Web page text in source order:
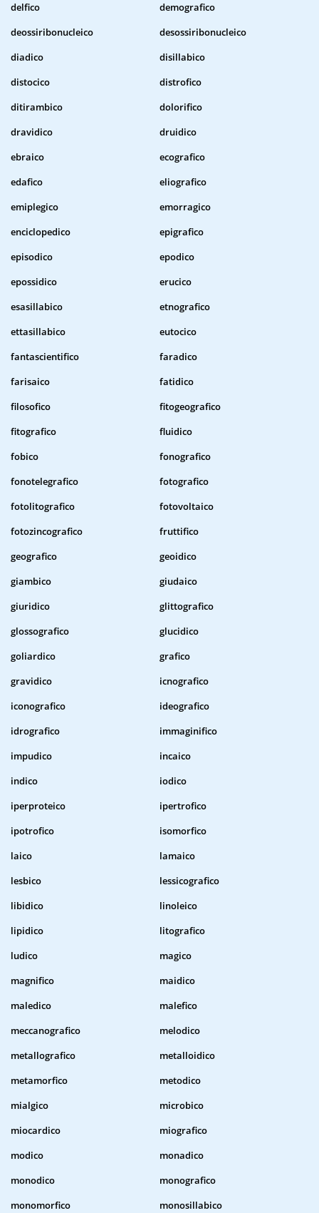
delfico
demografico
deossiribonucleico
desossiribonucleico
diadico
disillabico
distocico
distrofico
ditirambico
dolorifico
dravidico
druidico
ebraico
ecografico
edafico
eliografico
emiplegico
emorragico
enciclopedico
epigrafico
episodico
epodico
epossidico
erucico
esasillabico
etnografico
ettasillabico
eutocico
fantascientifico
faradico
farisaico
fatidico
filosofico
fitogeografico
fitografico
fluidico
fobico
fonografico
fonotelegrafico
fotografico
fotolitografico
fotovoltaico
fotozincografico
fruttifico
geografico
geoidico
giambico
giudaico
giuridico
glittografico
glossografico
glucidico
goliardico
grafico
gravidico
icnografico
iconografico
ideografico
idrografico
immaginifico
impudico
incaico
indico
iodico
iperproteico
ipertrofico
ipotrofico
isomorfico
laico
lamaico
lesbico
lessicografico
libidico
linoleico
lipidico
litografico
ludico
magico
magnifico
maidico
maledico
malefico
meccanografico
melodico
metallografico
metalloidico
metamorfico
metodico
mialgico
microbico
miocardico
miografico
modico
monadico
monodico
monografico
monomorfico
monosillabico